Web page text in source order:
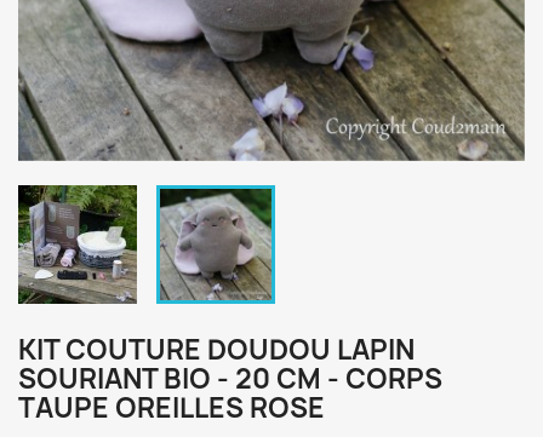
KIT COUTURE DOUDOU LAPIN
SOURIANT BIO - 20 CM - CORPS
TAUPE OREILLES ROSE